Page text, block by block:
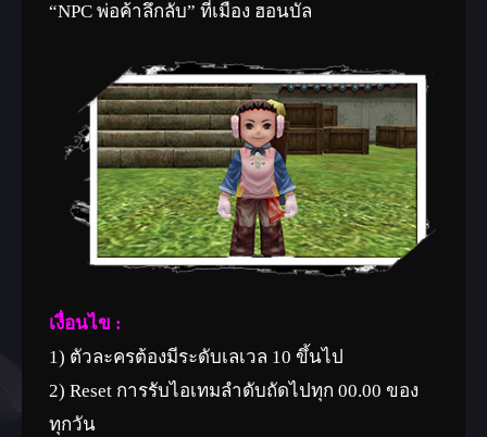
“NPC พ่อค้าลึกลับ” ที่เมือง ฮอนบัล
เงื่อนไข :
1) ตัวละครต้องมีระดับเลเวล 10 ขึ้นไป
2) Reset การรับไอเทมลำดับถัดไปทุก 00.00 ของ
ทุกวัน